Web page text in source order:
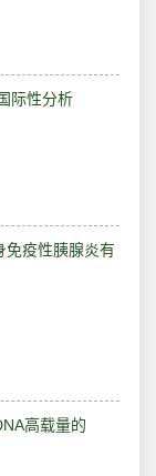
际性分析
免疫性胰腺炎有
高载量的